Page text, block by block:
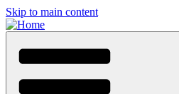
Skip to main content